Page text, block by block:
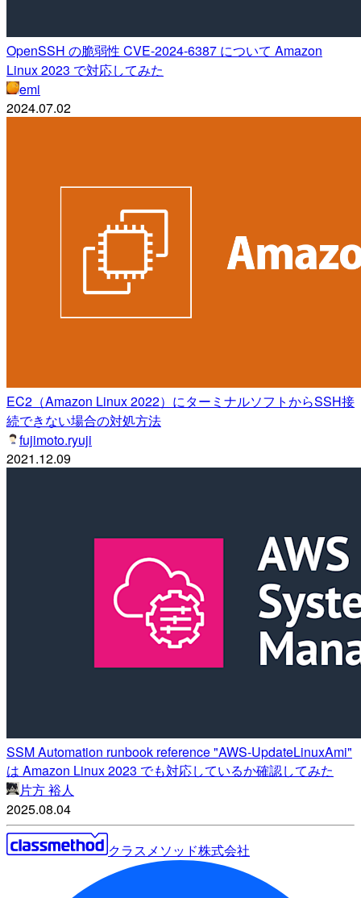
OpenSSH の脆弱性 CVE-2024-6387 について Amazon
Linux 2023 で対応してみた
emi
2024.07.02
EC2（Amazon Linux 2022）にターミナルソフトからSSH接
続できない場合の対処方法
fujimoto.ryuji
2021.12.09
SSM Automation runbook reference "AWS-UpdateLinuxAmi"
は Amazon Linux 2023 でも対応しているか確認してみた
片方 裕人
2025.08.04
クラスメソッド株式会社